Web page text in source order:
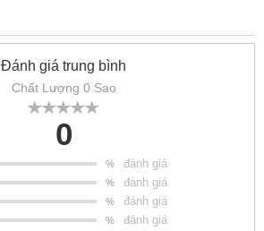
Đánh giá trung bình
Chất Lượng 0 Sao
0
% đánh giá
% đánh giá
% đánh giá
% đánh giá